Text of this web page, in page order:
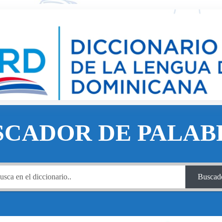
DE